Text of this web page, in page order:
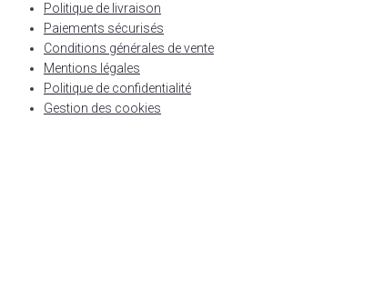
Politique de livraison
Paiements sécurisés
Conditions générales de vente
Mentions légales
Politique de confidentialité
Gestion des cookies